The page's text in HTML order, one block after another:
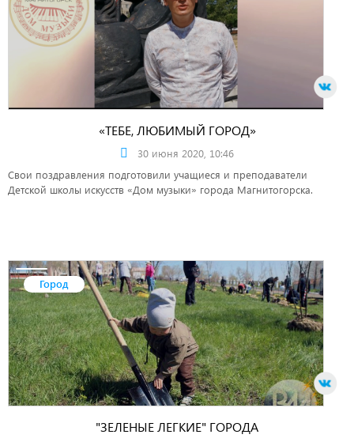
«ТЕБЕ, ЛЮБИМЫЙ ГОРОД»
30 июня 2020, 10:46
Свои поздравления подготовили учащиеся и преподаватели
Детской школы искусств «Дом музыки» города Магнитогорска.
Город
"ЗЕЛЕНЫЕ ЛЕГКИЕ" ГОРОДА